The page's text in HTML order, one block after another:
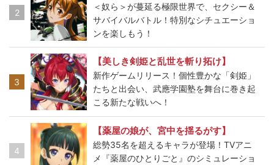
2
＜奴ら＞が蔓延る極限世界で、セクシー＆
サバイバルバトル！特別なシチュエーショ
ンを楽しもう！
3
【美しき剣姫と乱世を斬り拓け】
新作ゲームリリース！個性豊かな「剣姫」
たちと出会い、武應学園塾を舞台に巻き起
こる新たな戦いへ！
4
【薬屋の娘が、宮中を揺るがす】
総勢35名を超えるキャラが登場！TVアニ
メ『薬屋のひとりごと』のシミュレーショ